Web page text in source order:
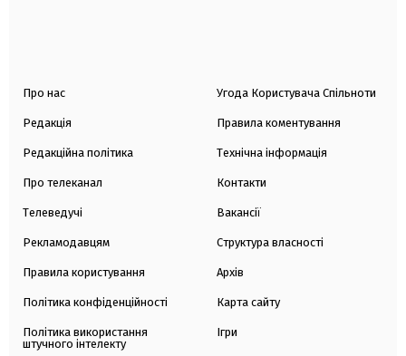
Про нас
Редакція
Редакційна політика
Про телеканал
Телеведучі
Рекламодавцям
Правила користування
Політика конфіденційності
Політика використання
штучного інтелекту
Угода Користувача Спільноти
Правила коментування
Технічна інформація
Контакти
Вакансії
Структура власності
Архів
Карта сайту
Ігри